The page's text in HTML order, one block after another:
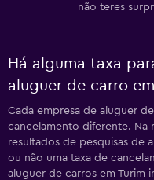
não teres
Há alguma taxa
aluguer de carro
Cada empresa de aluguer
cancelamento diferente. Na
resultados de pesquisas de
ou não uma taxa de
aluguer de carros em Turim